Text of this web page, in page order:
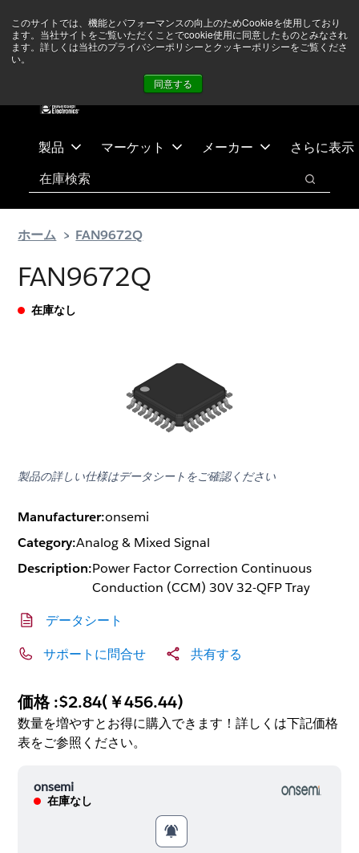
このサイトでは、機能とパフォーマンスの向上のためCookieを使用しており
ます。当社サイトをご覧いただくことでcookie使用に同意したものとみなされ
ます。詳しくは当社のプライバシーポリシーとクッキーポリシーをご覧くださ
い。
同意する
テ
ス
ありません 詳しい情報はこちら➜
製品 マーケット メーカー さらに表示
検索
検索
ホーム FAN9672Q
FAN9672Q
在庫なし
製品の詳しい仕様はデータシートをご確認ください
Manufacturer:onsemi
Category:Analog & Mixed Signal
Description:Power Factor Correction Continuous
Conduction (CCM) 30V 32-QFP Tray
データシート
サポートに問合せ 共有する
価格 :$2.84(￥456.44)
数量を増やすとお得に購入できます！詳しくは下記価格
表をご参照ください。
onsemi
在庫なし